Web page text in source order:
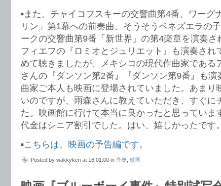
▪️また、チャイコフスキーの交響曲第4番、ワーグ
リン」第1幕への前奏曲、そうそうベネズエラの
ークの交響曲第9番「新世界」の第4楽章を演奏さ
フィエフの『ロミオとジュリエット』も演奏され
めて聴きましたが、メキシコの現代作曲家である
さんの『ダンソン第2番』『ダンソン第9番』も
曲家ご本人も映画に登場されていました。あまり
いのですが、雨森さんに教えていただき、すぐに
た。映画館に行けて本当に良かったと思っていま
代金はシニア割引でした。はい、嬉しかったです
▪️こちらは、映画の予告編です。
Posted by wakkyken at 16:01:00 in 音楽 映画